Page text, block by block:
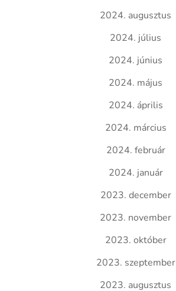
2024. augusztus
2024. július
2024. június
2024. május
2024. április
2024. március
2024. február
2024. január
2023. december
2023. november
2023. október
2023. szeptember
2023. augusztus